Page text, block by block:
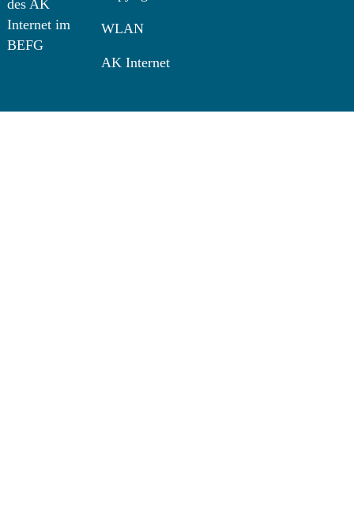
des AK
Internet im
BEFG
WLAN
AK Internet